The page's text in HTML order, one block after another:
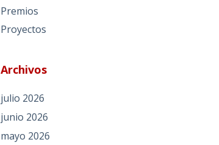
Premios
Proyectos
Archivos
julio 2026
junio 2026
mayo 2026